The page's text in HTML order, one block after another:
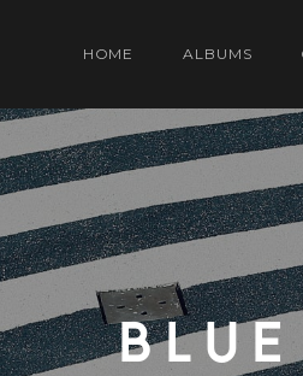
HOME ALBUMS